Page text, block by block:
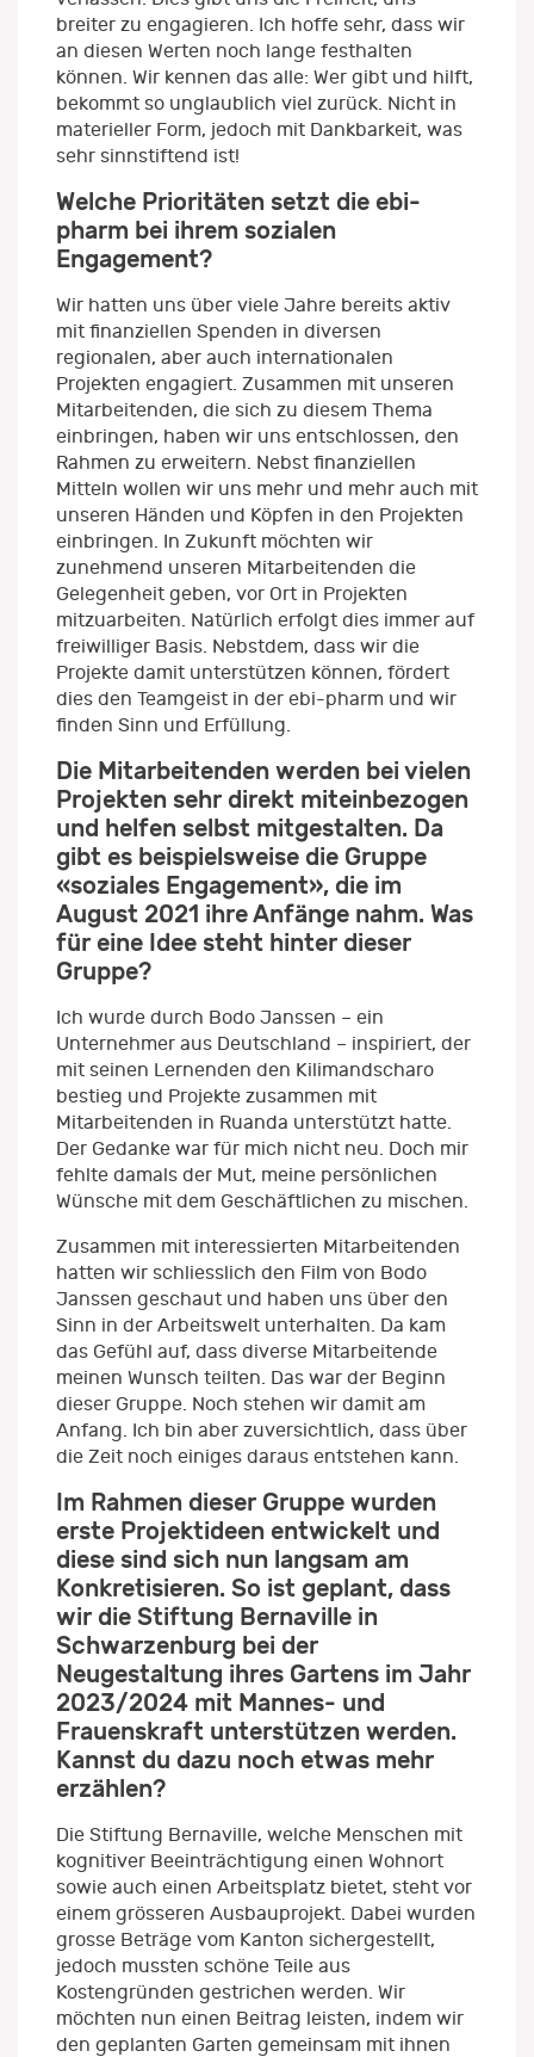
breiter zu engagieren. Ich hoffe sehr, dass wir
an diesen Werten noch lange festhalten
können. Wir kennen das alle: Wer gibt und hilft,
bekommt so unglaublich viel zurück. Nicht in
materieller Form, jedoch mit Dankbarkeit, was
sehr sinnstiftend ist!
Welche Prioritäten setzt die ebi-
pharm bei ihrem sozialen
Engagement?
Wir hatten uns über viele Jahre bereits aktiv
mit finanziellen Spenden in diversen
regionalen, aber auch internationalen
Projekten engagiert. Zusammen mit unseren
Mitarbeitenden, die sich zu diesem Thema
einbringen, haben wir uns entschlossen, den
Rahmen zu erweitern. Nebst finanziellen
Mitteln wollen wir uns mehr und mehr auch mit
unseren Händen und Köpfen in den Projekten
einbringen. In Zukunft möchten wir
zunehmend unseren Mitarbeitenden die
Gelegenheit geben, vor Ort in Projekten
mitzuarbeiten. Natürlich erfolgt dies immer auf
freiwilliger Basis. Nebstdem, dass wir die
Projekte damit unterstützen können, fördert
dies den Teamgeist in der ebi-pharm und wir
finden Sinn und Erfüllung.
Die Mitarbeitenden werden bei vielen
Projekten sehr direkt miteinbezogen
und helfen selbst mitgestalten. Da
gibt es beispielsweise die Gruppe
«soziales Engagement», die im
August 2021 ihre Anfänge nahm. Was
für eine Idee steht hinter dieser
Gruppe?
Ich wurde durch Bodo Janssen – ein
Unternehmer aus Deutschland – inspiriert, der
mit seinen Lernenden den Kilimandscharo
bestieg und Projekte zusammen mit
Mitarbeitenden in Ruanda unterstützt hatte.
Der Gedanke war für mich nicht neu. Doch mir
fehlte damals der Mut, meine persönlichen
Wünsche mit dem Geschäftlichen zu mischen.
Zusammen mit interessierten Mitarbeitenden
hatten wir schliesslich den Film von Bodo
Janssen geschaut und haben uns über den
Sinn in der Arbeitswelt unterhalten. Da kam
das Gefühl auf, dass diverse Mitarbeitende
meinen Wunsch teilten. Das war der Beginn
dieser Gruppe. Noch stehen wir damit am
Anfang. Ich bin aber zuversichtlich, dass über
die Zeit noch einiges daraus entstehen kann.
Im Rahmen dieser Gruppe wurden
erste Projektideen entwickelt und
diese sind sich nun langsam am
Konkretisieren. So ist geplant, dass
wir die Stiftung Bernaville in
Schwarzenburg bei der
Neugestaltung ihres Gartens im Jahr
2023/2024 mit Mannes- und
Frauenskraft unterstützen werden.
Kannst du dazu noch etwas mehr
erzählen?
Die Stiftung Bernaville, welche Menschen mit
kognitiver Beeinträchtigung einen Wohnort
sowie auch einen Arbeitsplatz bietet, steht vor
einem grösseren Ausbauprojekt. Dabei wurden
grosse Beträge vom Kanton sichergestellt,
jedoch mussten schöne Teile aus
Kostengründen gestrichen werden. Wir
möchten nun einen Beitrag leisten, indem wir
den geplanten Garten gemeinsam mit ihnen